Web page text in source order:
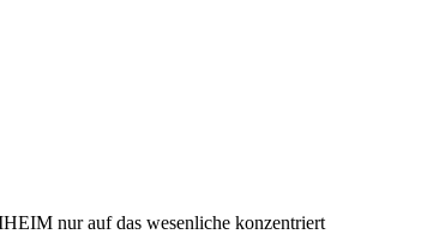
nur auf das wesenliche konzentriert